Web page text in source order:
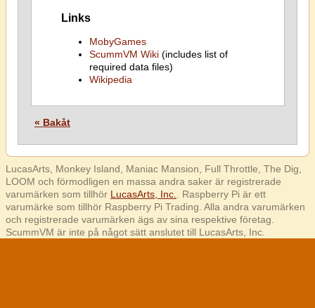
Links
MobyGames
ScummVM Wiki(includes list of
required data files)
Wikipedia
« Bakåt
LucasArts, Monkey Island, Maniac Mansion, Full Throttle, The Dig,
LOOM och förmodligen en massa andra saker är registrerade
varumärken som tillhör LucasArts, Inc.
. Raspberry Pi är ett
varumärke som tillhör Raspberry Pi Trading. Alla andra varumärken
och registrerade varumärken ägs av sina respektive företag.
ScummVM är inte på något sätt anslutet till LucasArts, Inc.